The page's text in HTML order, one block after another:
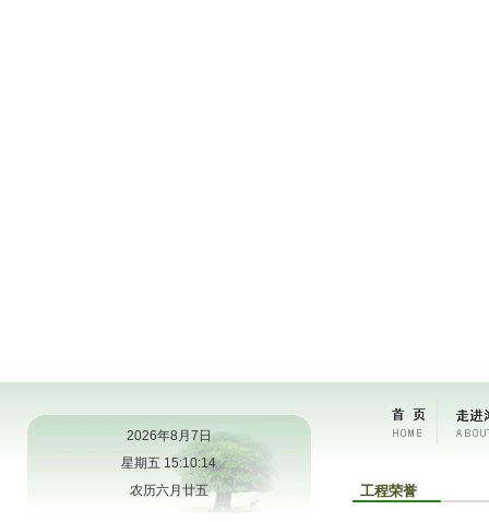
2026年8月7日
星期五 15:10:15
农历六月廿五
工程荣誉